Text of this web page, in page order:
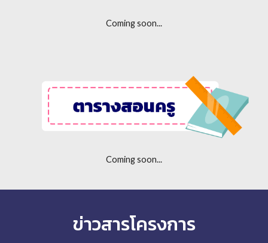
Coming soon...
Coming soon...
ข่าวสารโครงการ